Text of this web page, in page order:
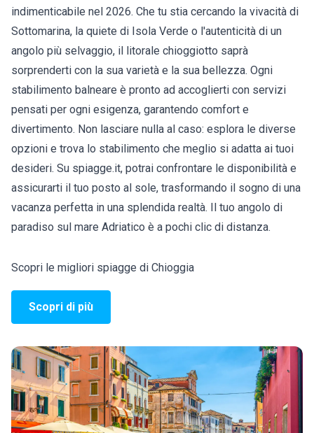
indimenticabile nel 2026. Che tu stia cercando la vivacità di
Sottomarina, la quiete di Isola Verde o l'autenticità di un
angolo più selvaggio, il litorale chioggiotto saprà
sorprenderti con la sua varietà e la sua bellezza. Ogni
stabilimento balneare è pronto ad accoglierti con servizi
pensati per ogni esigenza, garantendo comfort e
divertimento. Non lasciare nulla al caso: esplora le diverse
opzioni e trova lo stabilimento che meglio si adatta ai tuoi
desideri. Su spiagge.it, potrai confrontare le disponibilità e
assicurarti il tuo posto al sole, trasformando il sogno di una
vacanza perfetta in una splendida realtà. Il tuo angolo di
paradiso sul mare Adriatico è a pochi clic di distanza.
Scopri le migliori spiagge di Chioggia
Scopri di più